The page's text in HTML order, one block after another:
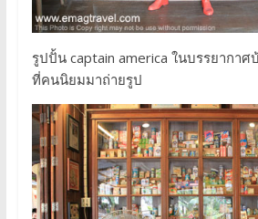
รูปปั้น captain america ในบรรยากา
ที่คนนิยมมาถ่ายรูป